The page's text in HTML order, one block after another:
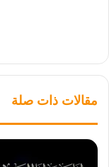
مقالات ذات صلة